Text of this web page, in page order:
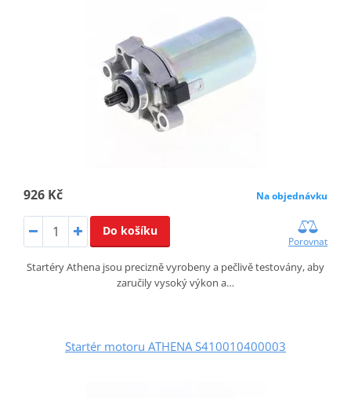
926 Kč Na objednávku
Do košíku
Porovnat
Startéry Athena jsou precizně vyrobeny a pečlivě testovány, aby
zaručily vysoký výkon a…
Startér motoru ATHENA S410010400003